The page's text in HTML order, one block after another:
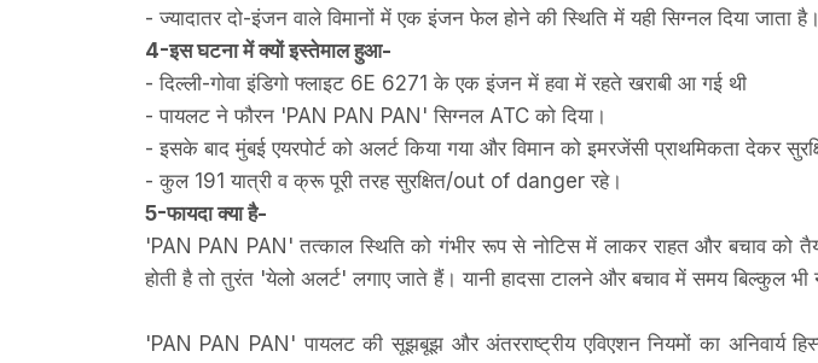
- ज्यादातर दो-इंजन वाले विमानों में एक इंजन फेल होने की स्थिति में यही सिग्नल दिया जाता है।
4-इस घटना में क्यों इस्तेमाल हुआ-
- दिल्ली-गोवा इंडिगो फ्लाइट 6E 6271 के एक इंजन में हवा में रहते खराबी आ गई थी
- पायलट ने फौरन 'PAN PAN PAN' सिग्नल ATC को दिया।
- इसके बाद मुंबई एयरपोर्ट को अलर्ट किया गया और विमान को इमरजेंसी प्राथमिकता देकर
- कुल 191 यात्री व क्रू पूरी तरह सुरक्षित/out of danger रहे।
5-फायदा क्या है-
'PAN PAN PAN' तत्काल स्थिति को गंभीर रूप से नोटिस में लाकर राहत और बचाव को
होती है तो तुरंत 'येलो अलर्ट' लगाए जाते हैं। यानी हादसा टालने और बचाव में समय बिल्कुल भी
'PAN PAN PAN' पायलट की सूझबूझ और अंतरराष्ट्रीय एविएशन नियमों का अनिवार्य